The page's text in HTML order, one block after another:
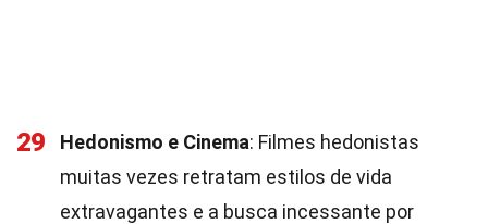
29 Hedonismo e Cinema: Filmes hedonistas
muitas vezes retratam estilos de vida
extravagantes e a busca incessante por